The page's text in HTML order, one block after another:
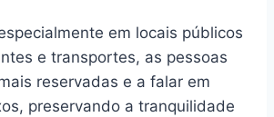
em locais públicos
e transportes, as pessoas
reservadas e a falar em
preservando a tranquilidade